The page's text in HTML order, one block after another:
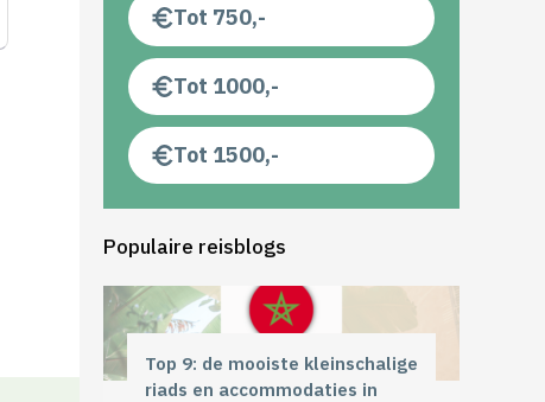
Tot 750,-
Tot 1000,-
Tot 1500,-
Populaire reisblogs
Top 9: de mooiste kleinschalige
riads en accommodaties in